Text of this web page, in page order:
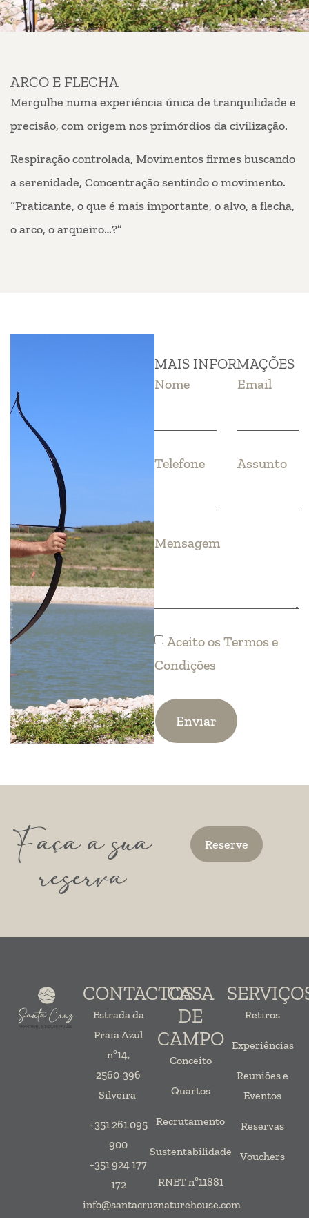
ARCO E FLECHA
Mergulhe numa experiência única de tranquilidade e
precisão, com origem nos primórdios da civilização.
Respiração controlada, Movimentos firmes buscando
a serenidade, Concentração sentindo o movimento.
“Praticante, o que é mais importante, o alvo, a flecha,
o arco, o arqueiro…?”
MAIS INFORMAÇÕES
Nome Email
Telefone Assunto
Mensagem
Aceito os Termos e
Condições
Enviar
Faça a sua
reserva
Reserve
CONTACTOS
Estrada da
Praia Azul
nº14,
2560-396
Silveira
+351 261 095
900
+351 924 177
172
info@santacruznaturehouse.com
CASA
DE
CAMPO
Conceito
Quartos
Recrutamento
Sustentabilidade
RNET nº11881
Retiros
Experiências
Reuniões e
Eventos
Reservas
Vouchers